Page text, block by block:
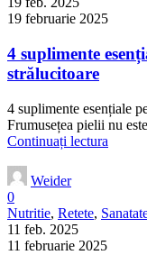
19 februarie 2025
4 suplimente
strălucitoare
4 suplimente esențiale
Frumusețea pielii nu
Continuați lectura
Weider
0
Nutritie, Retete,
11 feb. 2025
11 februarie 2025